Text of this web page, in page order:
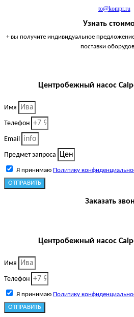
to@kompr.ru
Узнать
+ вы получите индивидуальное
поставки
Центробежный насос
Имя
Телефон
Email
Предмет запроса
Я принимаю Политику
ОТПРАВИТЬ
Заказать
Центробежный насос
Имя
Телефон
Я принимаю Политику
ОТПРАВИТЬ